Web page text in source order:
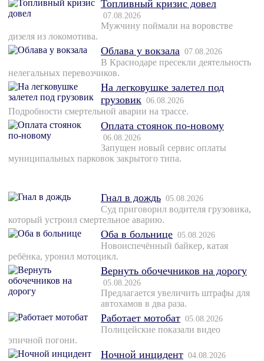
Топливный кризис довел
07.08.2026
Мужчину поймали на воровстве
дизеля из локомотива.
Облава у вокзала 07.08.2026
В Краснодаре пресекли деятельность
нелегальных перевозчиков.
На легковушке залетел под
грузовик 06.08.2026
Подробности смертельной аварии на трассе.
Оплата стоянок по-новому
06.08.2026
Запущен новый сервис оплаты
муниципальных парковок закрытого типа.
Гнал в дождь 05.08.2026
Суд приговорил водителя грузовика,
который устроил смертельное аварию.
Оба в больнице 05.08.2026
Новоиспечённый байкер, катая
ребёнка, уронил мотоцикл.
Вернуть обочечников на дорогу
05.08.2026
Предлагается увеличить штрафы для
автохамов в два раза.
Работает мотобат 05.08.2026
Полицейские показали видео
эпичной погони.
Ночной инцидент 04.08.2026